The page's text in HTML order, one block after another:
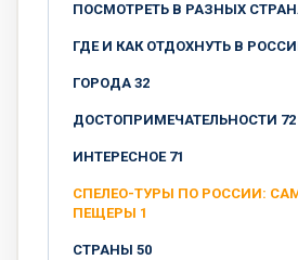
ПОСМОТРЕТЬ В РАЗНЫХ
ГДЕ И КАК ОТДОХНУТЬ В
ГОРОДА 32
ДОСТОПРИМЕЧАТЕЛЬНОСТИ 72
ИНТЕРЕСНОЕ 71
СПЕЛЕО-ТУРЫ ПО РОССИИ:
ПЕЩЕРЫ 1
СТРАНЫ 50